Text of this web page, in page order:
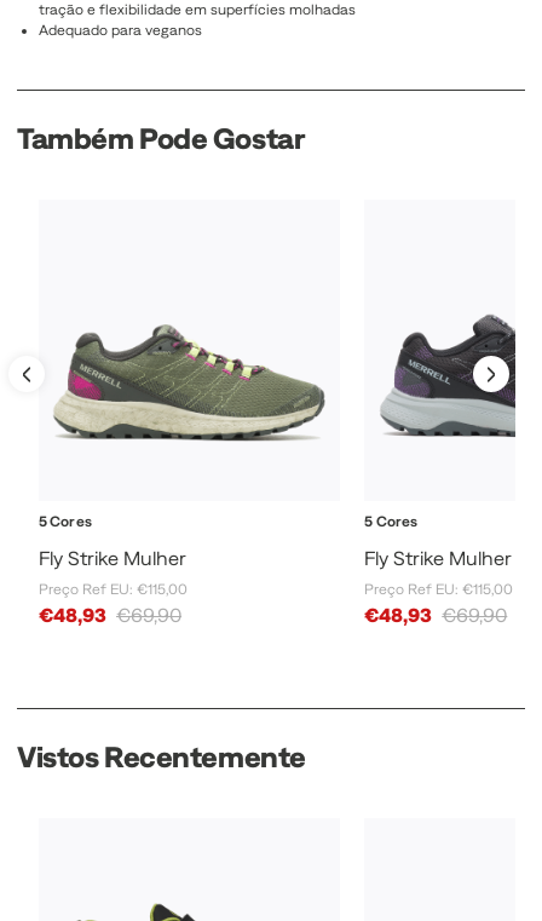
tração e flexibilidade em superfícies molhadas
Adequado para veganos
Também Pode Gostar
5 Cores
Fly Strike Mulher
Preço Ref EU: €115,00
Sale Price
€48,93 €69,90
5 Cores
Fly Strike Mulher
Preço Ref EU: €115,00
Sale Price
€48,93 €69,90
Vistos Recentemente